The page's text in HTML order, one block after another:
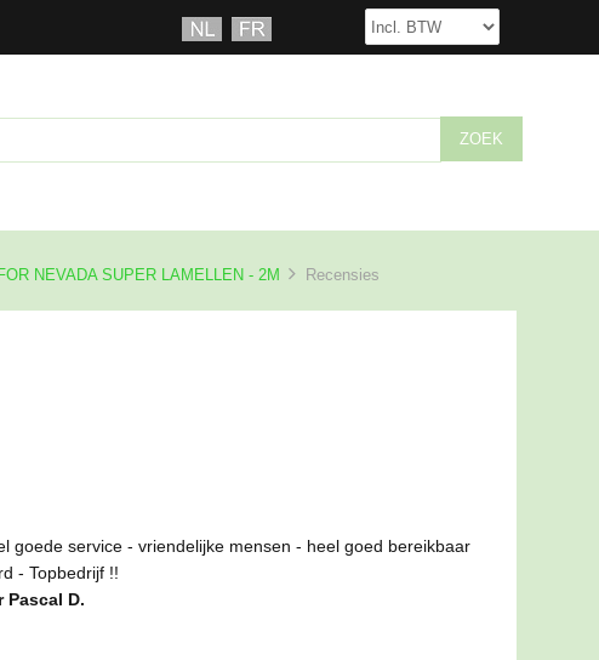
NEVADA SUPER LAMELLEN - 2M Recensies
goede service - vriendelijke mensen - heel goed bereikbaar
- Topbedrijf !!
Pascal D.